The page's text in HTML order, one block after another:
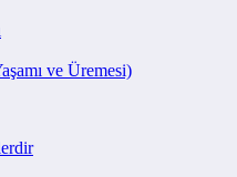
ve Üremesi)